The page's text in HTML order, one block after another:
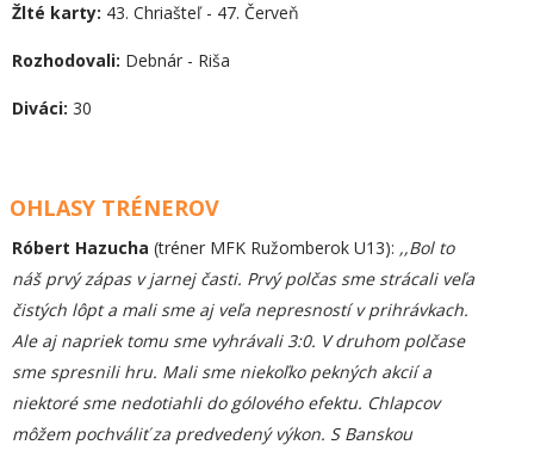
Žlté karty: 43. Chriašteľ - 47. Červeň
Rozhodovali: Debnár - Riša
Diváci: 30
OHLASY TRÉNEROV
Róbert Hazucha (tréner MFK Ružomberok U13): ,,Bol to
náš prvý zápas v jarnej časti. Prvý polčas sme strácali veľa
čistých lôpt a mali sme aj veľa nepresností v prihrávkach.
Ale aj napriek tomu sme vyhrávali 3:0. V druhom polčase
sme spresnili hru. Mali sme niekoľko pekných akcií a
niektoré sme nedotiahli do gólového efektu. Chlapcov
môžem pochváliť za predvedený výkon. S Banskou